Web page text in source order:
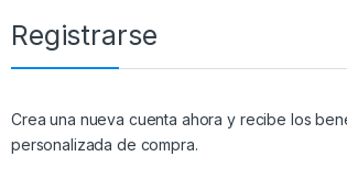
Registrarse
Crea una nueva cuenta ahora y recibe los
personalizada de compra.